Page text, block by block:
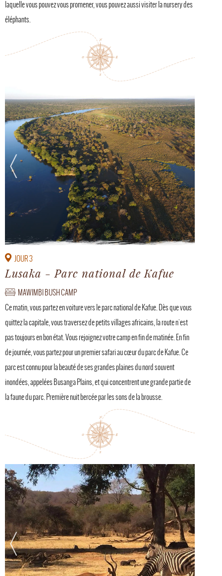
laquelle vous pouvez vous promener, vous pouvez aussi visiter la nursery des
éléphants.
JOUR 3
Lusaka - Parc national de Kafue
MAWIMBI BUSH CAMP
Ce matin, vous partez en voiture vers le parc national de Kafue. Dès que vous
quittez la capitale, vous traversez de petits villages africains, la route n'est
pas toujours en bon état. Vous rejoignez votre camp en fin de matinée. En fin
de journée, vous partez pour un premier safari au cœur du parc de Kafue. Ce
parc est connu pour la beauté de ses grandes plaines du nord souvent
inondées, appelées Busanga Plains, et qui concentrent une grande partie de
la faune du parc. Première nuit bercée par les sons de la brousse.